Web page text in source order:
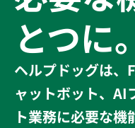
とつに。
ヘルプドッグは、
ャットボット、AI
ト業務に必要な